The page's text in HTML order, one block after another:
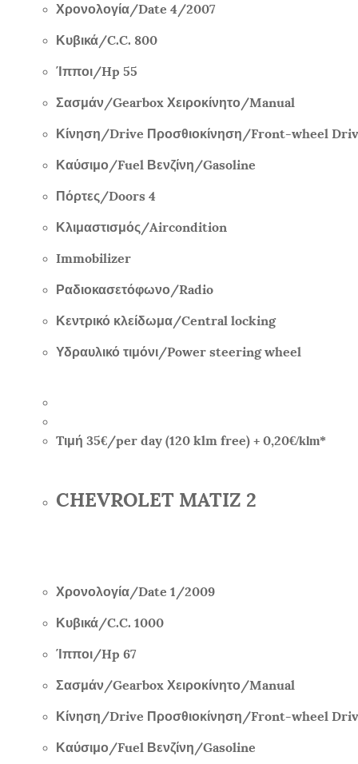
Χρονολογία/Date 4/2007
Κυβικά/C.C. 800
Ίπποι/Hp 55
Σασμάν/GearboxΧειροκίνητο/Manual
Κίνηση/Drive Προσθιοκίνηση/Front-wheel
Καύσιμο/Fuel Βενζίνη/Gasoline
Πόρτες/Doors 4
Κλιμαστισμός/Aircondition
Immobilizer
Ραδιοκασετόφωνο/Radio
Κεντρικό κλείδωμα/Central locking
Υδραυλικό τιμόνι/Power steering wheel
Tιμή 35€/per day (120 klm free) + 0,20€/klm*
CHEVROLET MATIZ 2
Χρονολογία/Date 1/2009
Κυβικά/C.C. 1000
Ίπποι/Hp 67
Σασμάν/GearboxΧειροκίνητο/Manual
Κίνηση/Drive Προσθιοκίνηση/Front-wheel
Καύσιμο/Fuel Βενζίνη/Gasoline